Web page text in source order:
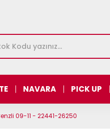
NAVARA PICK UP
09-11 - 22441-26250